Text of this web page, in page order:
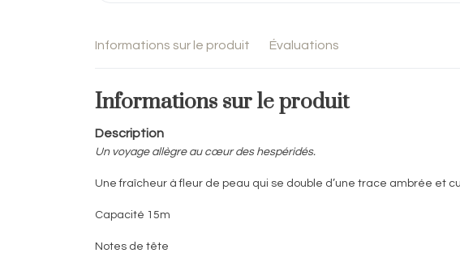
Informations sur le produit Évaluations
Informations sur le produit
Description
Un voyage allègre au cœur des hespéridés.
Une fraîcheur à fleur de peau qui se double d’une trace ambrée et
Capacité 15m
Notes de tête